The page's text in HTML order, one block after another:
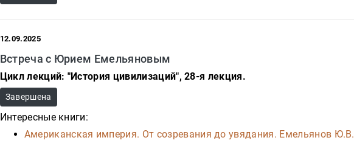
12.09.2025
Встреча с Юрием Емельяновым
Цикл лекций: "История цивилизаций", 28-я лекция.
Завершена
Интересные книги:
Американская империя. От созревания до увядания. Емельянов Ю.В.